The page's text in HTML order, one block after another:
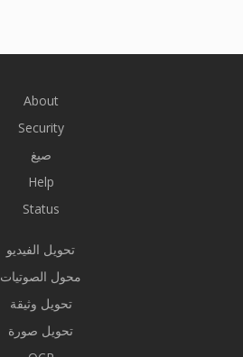
About
Security
صيغ
Help
Status
تحويل الفيديو
محول الصوتيات
تحويل وثيقة
تحويل صورة